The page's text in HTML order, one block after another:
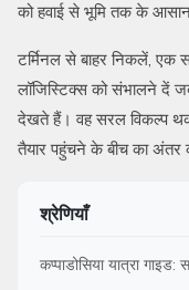
को हवाई से भूमि तक के
टर्मिनल से बाहर निकलें, एक
लॉजिस्टिक्स को संभालने दें
देखते हैं। वह सरल विकल्प
तैयार पहुंचने के बीच का
श्रेणियाँ
कप्पाडोसिया यात्रा